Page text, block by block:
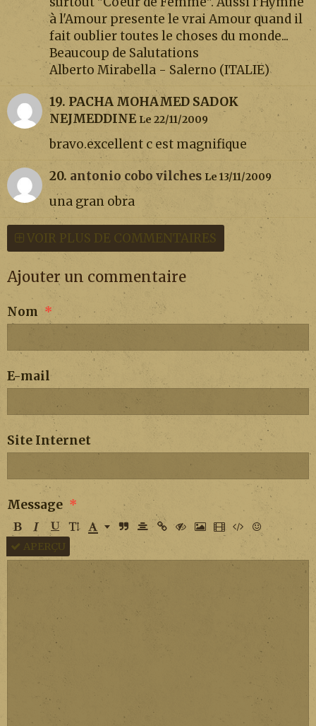
à l'Amour presente le vrai Amour quand il
fait oublier toutes le choses du monde...
Beaucoup de Salutations
Alberto Mirabella - Salerno (ITALIE)
19. PACHA MOHAMED SADOK
NEJMEDDINE Le 22/11/2009
bravo.excellent c est magnifique
20. antonio cobo vilches Le 13/11/2009
una gran obra
VOIR PLUS DE COMMENTAIRES
Ajouter un commentaire
Nom
E-mail
Site Internet
Message
APERÇU